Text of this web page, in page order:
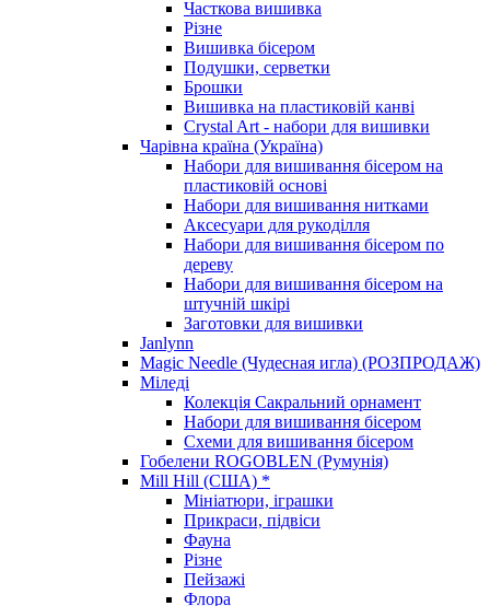
Часткова вишивка
Різне
Вишивка бісером
Подушки, серветки
Брошки
Вишивка на пластиковій канві
Crystal Art - набори для вишивки
Чарівна країна (Україна)
Набори для вишивання бісером на
пластиковій основі
Набори для вишивання нитками
Аксесуари для рукоділля
Набори для вишивання бісером по
дереву
Набори для вишивання бісером на
штучній шкірі
Заготовки для вишивки
Janlynn
Magic Needle (Чудесная игла) (РОЗПРОДАЖ)
Міледі
Колекція Сакральний орнамент
Набори для вишивання бісером
Схеми для вишивання бісером
Гобелени ROGOBLEN (Румунія)
Mill Hill (США) *
Мініатюри, іграшки
Прикраси, підвіси
Фауна
Різне
Пейзажі
Флора